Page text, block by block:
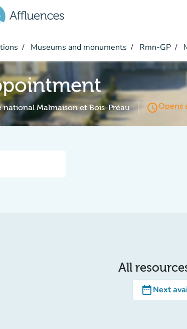
Museums and monuments Rmn-GP
national Malmaison et Bois-Préau access_timeOpens
All
date_rangeNext